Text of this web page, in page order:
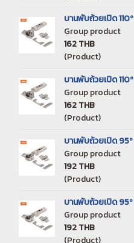
บานพับถ้วยเปิด 110º
Group product
162 THB
(Product)
บานพับถ้วยเปิด 110º
Group product
162 THB
(Product)
บานพับถ้วยเปิด 95º
Group product
192 THB
(Product)
บานพับถ้วยเปิด 95º
Group product
192 THB
(Product)